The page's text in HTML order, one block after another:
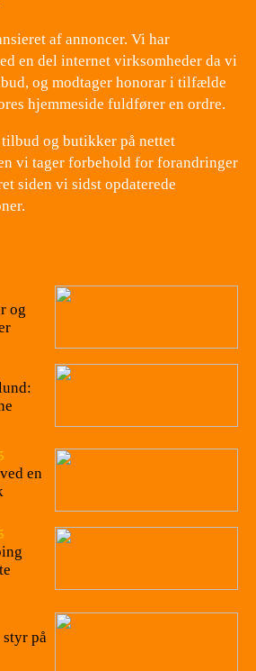
af annoncer. Vi har
en del internet virksomheder da vi
og modtager honorar i tilfælde
hjemmeside fuldfører en ordre.
og butikker på nettet
vi tager forbehold for forandringer
siden vi sidst opdaterede
og
en
på